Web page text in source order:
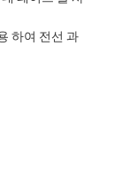
하여 전선 과